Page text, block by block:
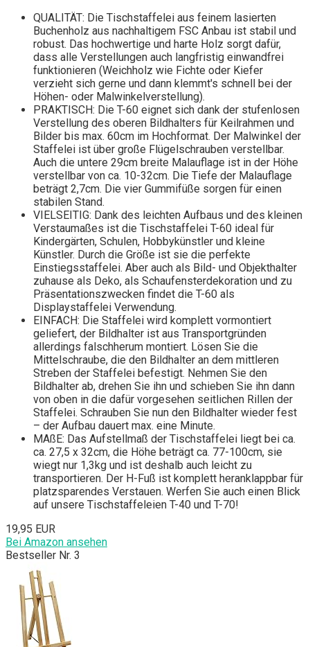
QUALITÄT: Die Tischstaffelei aus feinem lasierten
Buchenholz aus nachhaltigem FSC Anbau ist stabil und
robust. Das hochwertige und harte Holz sorgt dafür,
dass alle Verstellungen auch langfristig einwandfrei
funktionieren (Weichholz wie Fichte oder Kiefer
verzieht sich gerne und dann klemmt's schnell bei der
Höhen- oder Malwinkelverstellung).
PRAKTISCH: Die T-60 eignet sich dank der stufenlosen
Verstellung des oberen Bildhalters für Keilrahmen und
Bilder bis max. 60cm im Hochformat. Der Malwinkel der
Staffelei ist über große Flügelschrauben verstellbar.
Auch die untere 29cm breite Malauflage ist in der Höhe
verstellbar von ca. 10-32cm. Die Tiefe der Malauflage
beträgt 2,7cm. Die vier Gummifüße sorgen für einen
stabilen Stand.
VIELSEITIG: Dank des leichten Aufbaus und des kleinen
Verstaumaßes ist die Tischstaffelei T-60 ideal für
Kindergärten, Schulen, Hobbykünstler und kleine
Künstler. Durch die Größe ist sie die perfekte
Einstiegsstaffelei. Aber auch als Bild- und Objekthalter
zuhause als Deko, als Schaufensterdekoration und zu
Präsentationszwecken findet die T-60 als
Displaystaffelei Verwendung.
EINFACH: Die Staffelei wird komplett vormontiert
geliefert, der Bildhalter ist aus Transportgründen
allerdings falschherum montiert. Lösen Sie die
Mittelschraube, die den Bildhalter an dem mittleren
Streben der Staffelei befestigt. Nehmen Sie den
Bildhalter ab, drehen Sie ihn und schieben Sie ihn dann
von oben in die dafür vorgesehen seitlichen Rillen der
Staffelei. Schrauben Sie nun den Bildhalter wieder fest
– der Aufbau dauert max. eine Minute.
MAßE: Das Aufstellmaß der Tischstaffelei liegt bei ca.
ca. 27,5 x 32cm, die Höhe beträgt ca. 77-100cm, sie
wiegt nur 1,3kg und ist deshalb auch leicht zu
transportieren. Der H-Fuß ist komplett heranklappbar für
platzsparendes Verstauen. Werfen Sie auch einen Blick
auf unsere Tischstaffeleien T-40 und T-70!
19,95 EUR
Bei Amazon ansehen
Bestseller Nr. 3